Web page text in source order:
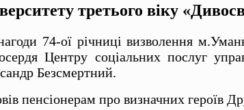
третього віку
74-ої річниці визволення
Центру соціальних послуг
Безсмертний.
пенсіонерам про визначних героїв